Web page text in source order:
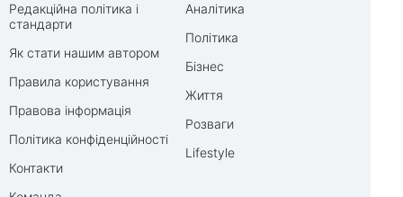
Редакційна політика і
стандарти
Як стати нашим автором
Правила користування
Правова інформація
Політика конфіденційності
Контакти
Аналітика
Політика
Бізнес
Життя
Розваги
Lifestyle